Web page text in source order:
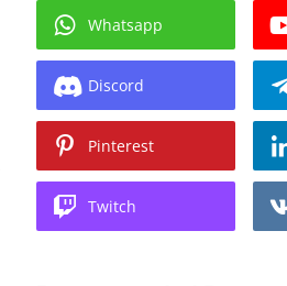
Whatsapp
Discord
Pinterest
Twitch